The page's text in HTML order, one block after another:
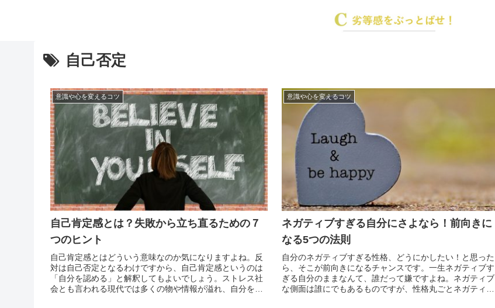
自己否定
意識や心を変えるコツ
自己肯定感とは？失敗から立ち直るための７
つのヒント
自己肯定感とはどういう意味なのか気になりますよね。反
対は自己否定となるわけですから、自己肯定感というのは
「自分を認める」と解釈してもよいでしょう。ストレス社
会とも言われる現代では多くの物や情報が溢れ、自分を見
意識や心を変えるコツ
ネガティブすぎる自分にさよなら！前向きに
なる5つの法則
自分のネガティブすぎる性格、どうにかしたい！と思った
ら、そこが前向きになるチャンスです。一生ネガティブす
ぎる自分のままなんて、誰だって嫌ですよね。ネガティブ
な側面は誰にでもあるものですが、性格丸ごとネガティブ